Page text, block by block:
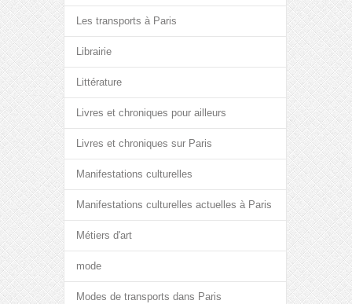
Les transports à Paris
Librairie
Littérature
Livres et chroniques pour ailleurs
Livres et chroniques sur Paris
Manifestations culturelles
Manifestations culturelles actuelles à Paris
Métiers d'art
mode
Modes de transports dans Paris